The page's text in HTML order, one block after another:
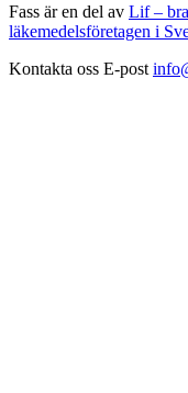
Fass är en del av Lif –
läkemedelsföretagen i
Kontakta oss E-post